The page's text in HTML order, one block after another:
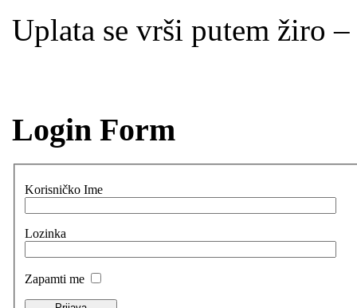
Uplata se vrši putem žiro
Login Form
Korisničko Ime
Lozinka
Zapamti me